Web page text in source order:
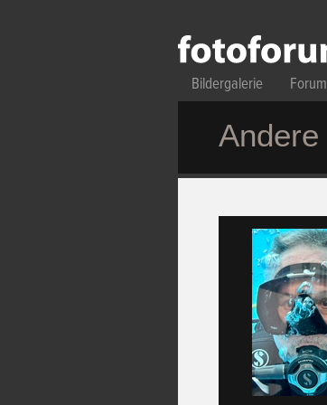
Bildergalerie Forum
Andere
Seiten